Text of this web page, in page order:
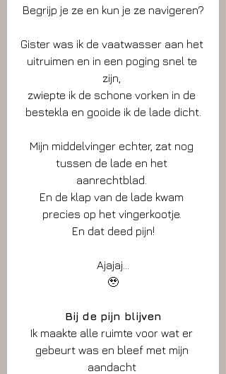
Begrijp je ze en kun je ze navigeren?
Gister was ik de vaatwasser aan het
uitruimen en in een poging snel te
zijn,
zwiepte ik de schone vorken in de
bestekla en gooide ik de lade dicht.
Mijn middelvinger echter, zat nog
tussen de lade en het
aanrechtblad.
En de klap van de lade kwam
precies op het vingerkootje.
En dat deed pijn!
Ajajaj…
🥹
Bij de pijn blijven
Ik maakte alle ruimte voor wat er
gebeurt was en bleef met mijn
aandacht